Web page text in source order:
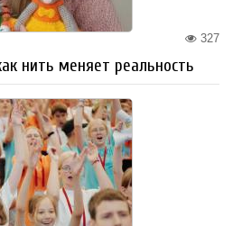
327
нить меняет реальность